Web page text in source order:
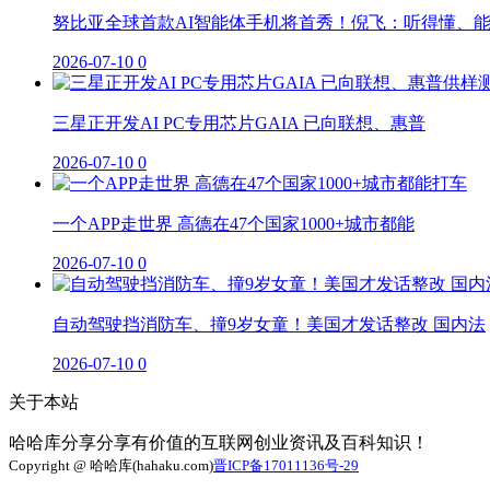
努比亚全球首款AI智能体手机将首秀！倪飞：听得懂、能
2026-07-10 0
三星正开发AI PC专用芯片GAIA 已向联想、惠普
2026-07-10 0
一个APP走世界 高德在47个国家1000+城市都能
2026-07-10 0
自动驾驶挡消防车、撞9岁女童！美国才发话整改 国内法
2026-07-10 0
关于本站
哈哈库分享分享有价值的互联网创业资讯及百科知识！
Copyright @ 哈哈库(hahaku.com)晋ICP备17011136号-29